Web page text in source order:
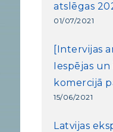
atslēgas
01/07/2021
[Intervijas
Iespējas
komercijā
15/06/2021
Latvijas